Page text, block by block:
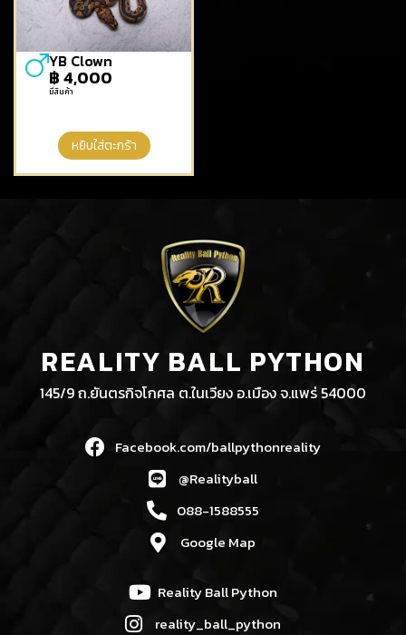
YB Clown
฿4,000
มีสินค้า
หยิบใส่ตะกร้า
REALITY BALL PYTHON
145/9 ถ.ยันตรกิจโกศล ต.ในเวียง อ.เมือง จ.แพร่ 54000
Facebook.com/ballpythonreality
@Realityball
088-1588555
Google Map
Reality Ball Python
reality_ball_python